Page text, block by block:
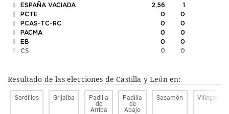
ESPAÑA VACIADA
2,56
1
PCTE
0
0
PCAS-TC-RC
0
0
PACMA
0
0
EB
0
0
CS
0 0
Resultado de las elecciones de Castilla y León en:
Sordillos Grijalba
Padilla
de
Arriba
Padilla
de
Abajo
Sasamón Villegas